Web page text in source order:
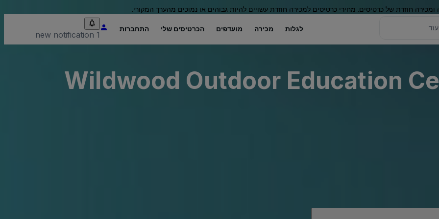
ומכירה חוזרת של כרטיסים. מחירי כרטיסים למכירה חוזרת עשויים להיות גבוהים או נמוכים מהערך המקורי.
לגלות מכירה מועדפים הכרטיסים שלי התחברות
1 new notification
Wildwood Outdoor Education